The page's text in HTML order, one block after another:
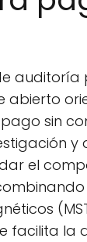
auditoría
abierto
sin
el
facilita la